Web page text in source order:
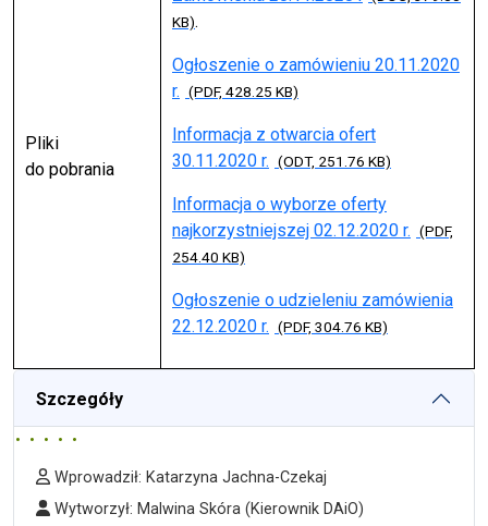
Pliki
do pobrania
KB).
Ogłoszenie o zamówieniu 20.11.2020
r. (PDF, 428.25 KB)
Informacja z otwarcia ofert
30.11.2020 r. (ODT, 251.76 KB)
Informacja o wyborze oferty
najkorzystniejszej 02.12.2020 r. (PDF,
254.40 KB)
Ogłoszenie o udzieleniu zamówienia
22.12.2020 r. (PDF, 304.76 KB)
Szczegóły
Wprowadził
Wprowadził: Katarzyna Jachna-Czekaj
Wytworzył
Wytworzył: Malwina Skóra(Kierownik DAiO)